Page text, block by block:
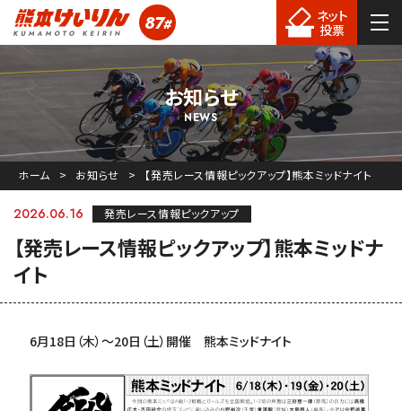
熊本競輪 87#
ネット
投票
お知らせ
NEWS
ホーム お知らせ 【発売レース情報ピックアップ】熊本ミッドナイト
2026.06.16 発売レース情報ピックアップ
【発売レース情報ピックアップ】熊本ミッドナ
イト
6月18日（木）〜20日（土）開催 熊本ミッドナイト